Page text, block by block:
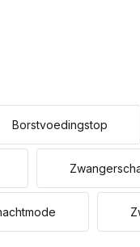
Borstvoedingstop